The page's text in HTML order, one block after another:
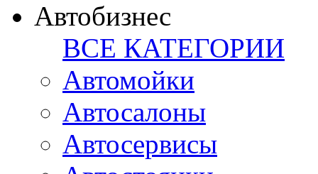
Автобизнес
ВСЕ КАТЕГОРИИ
Автомойки
Автосалоны
Автосервисы